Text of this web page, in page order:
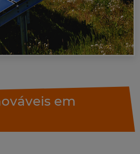
em